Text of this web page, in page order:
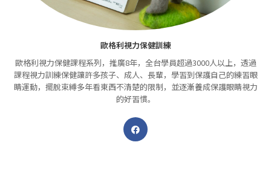
歐格利視力保健訓練
歐格利視力保健課程系列，推廣8年，全台學員超過3000人以上，透過
課程視力訓練保健讓許多孩子、成人、長輩，學習到保護自己的練習眼
睛運動，擺脫束縛多年看東西不清楚的限制，並逐漸養成保護眼睛視力
的好習慣。